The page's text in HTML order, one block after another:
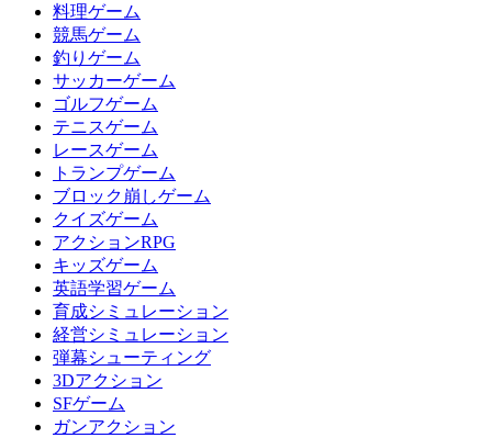
料理ゲーム
競馬ゲーム
釣りゲーム
サッカーゲーム
ゴルフゲーム
テニスゲーム
レースゲーム
トランプゲーム
ブロック崩しゲーム
クイズゲーム
アクションRPG
キッズゲーム
英語学習ゲーム
育成シミュレーション
経営シミュレーション
弾幕シューティング
3Dアクション
SFゲーム
ガンアクション